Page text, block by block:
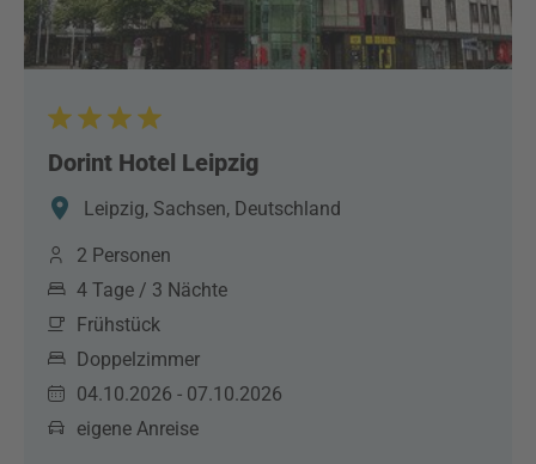
Dorint Hotel Leipzig
Leipzig, Sachsen, Deutschland
2 Personen
4 Tage / 3 Nächte
Frühstück
Doppelzimmer
04.10.2026 - 07.10.2026
eigene Anreise